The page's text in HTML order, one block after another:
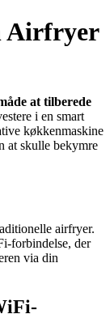
Airfryer
at tilberede
i en smart
køkkenmaskine
at skulle bekymre
airfryer.
forbindelse, der
via din